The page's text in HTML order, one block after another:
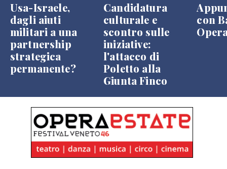
Usa-Israele,
dagli aiuti
militari a una
partnership
strategica
permanente?
Candidatura
culturale e
scontro sulle
iniziative:
l'attacco di
Poletto alla
Giunta Finco
con